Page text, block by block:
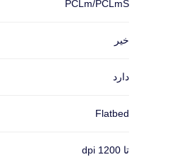
PCLm/PCLmS
خیر
دارد
Flatbed
تا 1200 dpi